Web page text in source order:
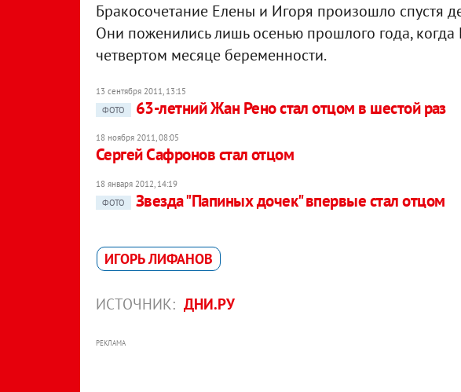
Бракосочетание Елены и Игоря произошло спустя
Они поженились лишь осенью прошлого года,
четвертом месяце беременности.
13 сентября 2011, 13:15
ФОТО
63-летний Жан Рено стал отцом в шестой раз
18 ноября 2011, 08:05
Сергей Сафронов стал отцом
18 января 2012, 14:19
ФОТО
Звезда "Папиных дочек" впервые стал отцом
ИГОРЬ ЛИФАНОВ
ИСТОЧНИК: ДНИ.РУ
РЕКЛАМА